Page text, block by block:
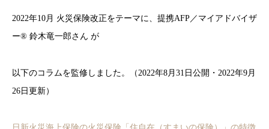
2022年10月 火災保険改正をテーマに、提携AFP／マイアドバイザ
ー® 鈴木竜一郎さん が
以下のコラムを監修しました。（2022年8月31日公開・2022年9月
26日更新）